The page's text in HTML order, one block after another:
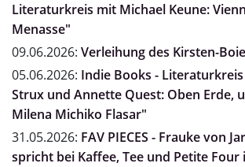
Literaturkreis mit Michael Keune:
Menasse"
09.06.2026: Verleihung des Kirsten-
05.06.2026: Indie Books -
Strux und Annette Quest: Oben Erde,
Milena Michiko Flasar"
31.05.2026: FAV PIECES - Frauke von
spricht bei Kaffee, Tee und Petite Four